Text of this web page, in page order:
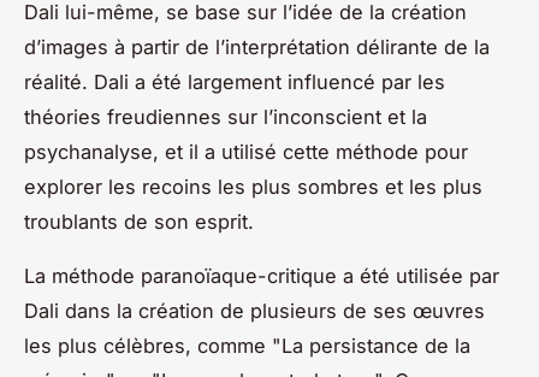
Dali lui-même, se base sur l’idée de la création
d’images à partir de l’interprétation délirante de la
réalité. Dali a été largement influencé par les
théories freudiennes sur l’inconscient et la
psychanalyse, et il a utilisé cette méthode pour
explorer les recoins les plus sombres et les plus
troublants de son esprit.
La méthode paranoïaque-critique a été utilisée par
Dali dans la création de plusieurs de ses œuvres
les plus célèbres, comme "La persistance de la